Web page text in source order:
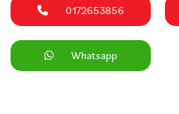
0172653856
Whatsapp